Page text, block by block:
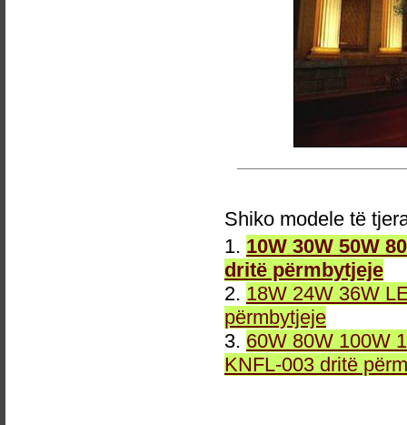
Shiko modele të
1. 10W 30W 50W
dritë përmbytjeje
2. 18W 24W 36W
përmbytjeje
3. 60W 80W 100W
KNFL-003 dritë